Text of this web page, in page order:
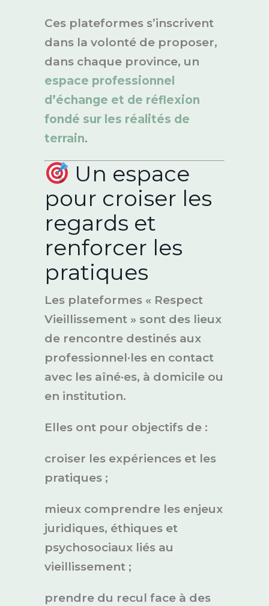
Ces plateformes s’inscrivent
dans la volonté de proposer,
dans chaque province, un
espace professionnel
d’échange et de réflexion
fondé sur les réalités de
terrain.
Un espace
pour croiser les
regards et
renforcer les
pratiques
Les plateformes « Respect
Vieillissement » sont des lieux
de rencontre destinés aux
professionnel·les en contact
avec les aîné·es, à domicile ou
en institution.
Elles ont pour objectifs de :
croiser les expériences et les
pratiques ;
mieux comprendre les enjeux
juridiques, éthiques et
psychosociaux liés au
vieillissement ;
prendre du recul face à des